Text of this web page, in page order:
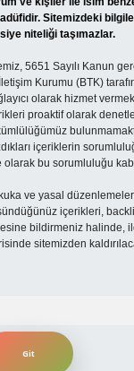
Sitemizdeki
niteliği taşımazlar.
5651 Sayılı Kanun
Kurumu (BTK)
olarak hizmet
proaktif olarak
içeriklerin
olarak bu sorumluluğu
ve yasal
içerikleri,
bildirmeniz halinde,
sitemizden